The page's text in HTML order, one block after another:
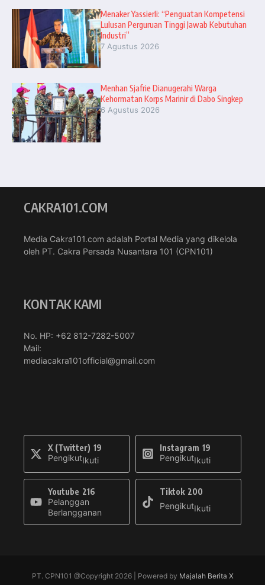
Menaker Yassierli: “Penguatan Kompetensi
Lulusan Perguruan Tinggi Jawab Kebutuhan
Industri”
7 Agustus 2026
Menhan Sjafrie Dianugerahi Warga
Kehormatan Korps Marinir di Dabo Singkep
6 Agustus 2026
CAKRA101.COM
Media Cakra101.com adalah Portal Media yang dikelola
oleh PT. Cakra Persada Nusantara 101 (CPN101)
KONTAK KAMI
No. HP: +62 812-7282-5007
Mail:
mediacakra101official@gmail.com
X (Twitter) 19
PengikutIkuti
Instagram 19
PengikutIkuti
Youtube 216
Pelanggan
Berlangganan
Tiktok 200
PengikutIkuti
PT. CPN101 @Copyright 2026 | Powered by Majalah Berita X